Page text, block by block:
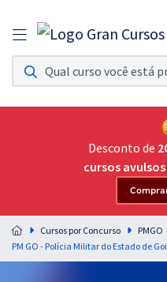
Assinatura Ilimitada 11
Acesso a todos os cursos. Teste
Assinatura OAB Até
Acesso ilimitado a toda preparação
Residências
Preparação completa e intensiva
residências em saúde do Brasil
Desconto de
cursos avulsos
Cursos por Concurso
PMGO